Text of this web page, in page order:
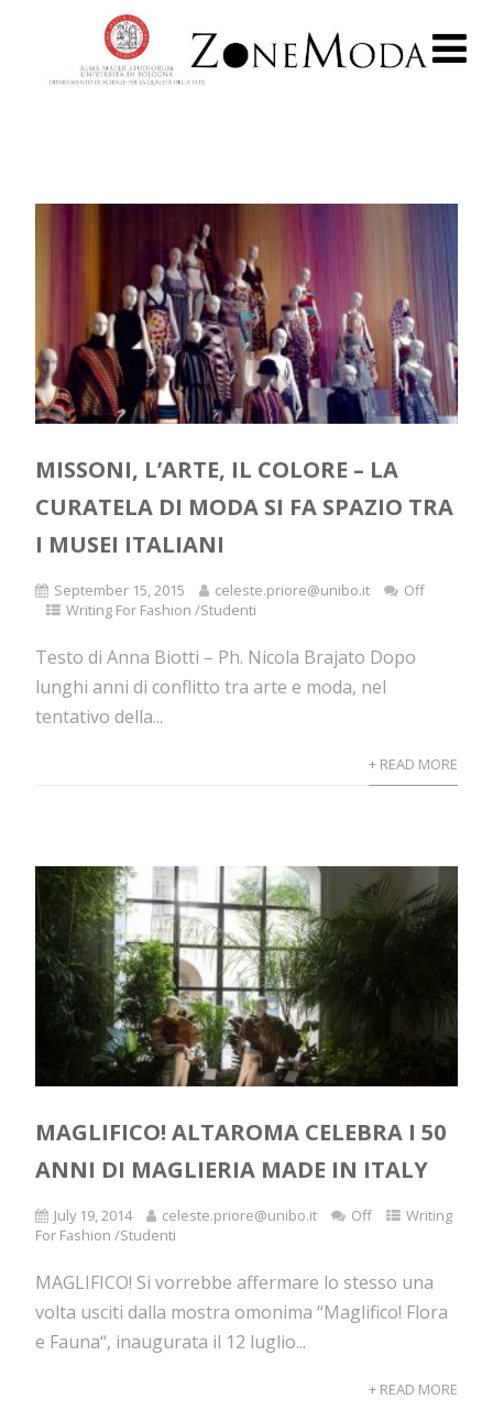
MISSONI, L’ARTE, IL COLORE – LA
CURATELA DI MODA SI FA SPAZIO TRA
I MUSEI ITALIANI
September 15, 2015 celeste.priore@unibo.it
Off
Writing For Fashion /Studenti
Testo di Anna Biotti – Ph. Nicola Brajato Dopo
lunghi anni di conflitto tra arte e moda, nel
tentativo della...
+ READ MORE
MAGLIFICO! ALTAROMA CELEBRA I 50
ANNI DI MAGLIERIA MADE IN ITALY
July 19, 2014 celeste.priore@unibo.it Off
Writing
For Fashion /Studenti
MAGLIFICO! Si vorrebbe affermare lo stesso una
volta usciti dalla mostra omonima “Maglifico! Flora
e Fauna“, inaugurata il 12 luglio...
+ READ MORE